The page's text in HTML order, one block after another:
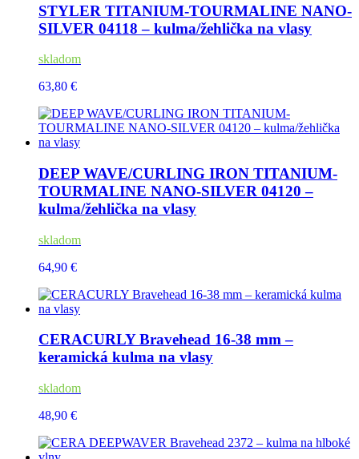
STYLER TITANIUM-TOURMALINE NANO-
SILVER 04118 – kulma/žehlička na vlasy
skladom
63,80 €
DEEP WAVE/CURLING IRON TITANIUM-
TOURMALINE NANO-SILVER 04120 –
kulma/žehlička na vlasy
skladom
64,90 €
CERACURLY Bravehead 16-38 mm –
keramická kulma na vlasy
skladom
48,90 €